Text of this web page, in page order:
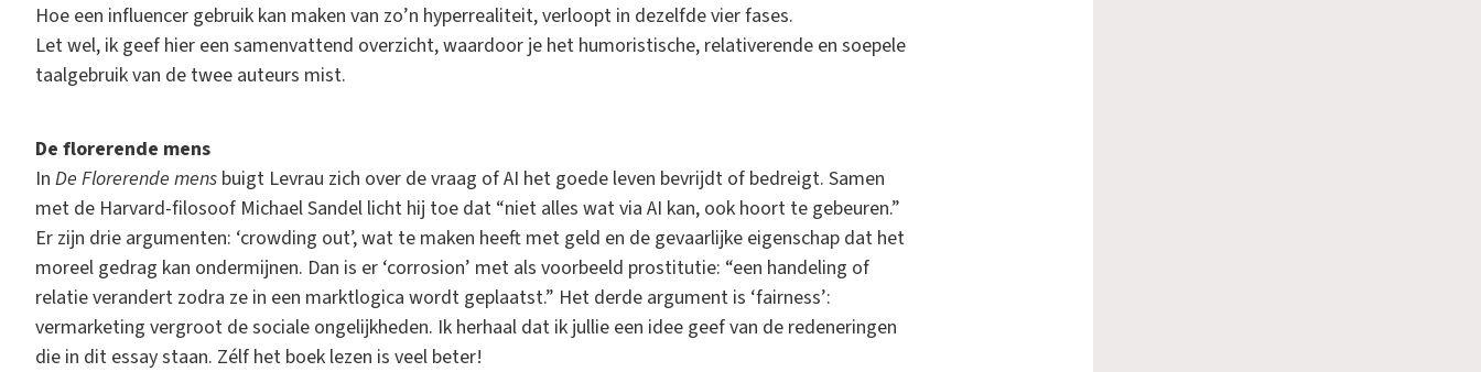
Hoe een influencer gebruik kan maken van zo’n hyperrealiteit, verloopt in dezelfde vier fases.
Let wel, ik geef hier een samenvattend overzicht, waardoor je het humoristische, relativerende en soepele
taalgebruik van de twee auteurs mist.
De florerende mens
In De Florerende mens buigt Levrau zich over de vraag of AI het goede leven bevrijdt of bedreigt. Samen
met de Harvard-filosoof Michael Sandel licht hij toe dat “niet alles wat via AI kan, ook hoort te gebeuren.”
Er zijn drie argumenten: ‘crowding out’, wat te maken heeft met geld en de gevaarlijke eigenschap dat het
moreel gedrag kan ondermijnen. Dan is er ‘corrosion’ met als voorbeeld prostitutie: “een handeling of
relatie verandert zodra ze in een marktlogica wordt geplaatst.” Het derde argument is ‘fairness’:
vermarketing vergroot de sociale ongelijkheden. Ik herhaal dat ik jullie een idee geef van de redeneringen
die in dit essay staan. Zélf het boek lezen is veel beter!